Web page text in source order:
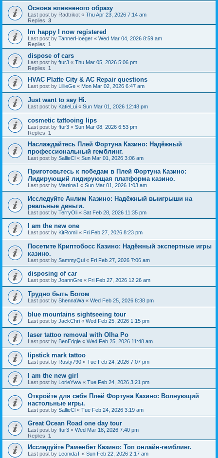
Основа впевненого образу
Last post by Radtrikot « Thu Apr 23, 2026 7:14 am
Replies: 3
Im happy I now registered
Last post by TannerHoeger « Wed Mar 04, 2026 8:59 am
Replies: 1
dispose of cars
Last post by ftur3 « Thu Mar 05, 2026 5:06 pm
Replies: 1
HVAC Platte City & AC Repair questions
Last post by LillieGe « Mon Mar 02, 2026 6:47 am
Just want to say Hi.
Last post by KatieLui « Sun Mar 01, 2026 12:48 pm
cosmetic tattooing lips
Last post by ftur3 « Sun Mar 08, 2026 6:53 pm
Replies: 1
Наслаждайтесь Плей Фортуна Казино: Надёжный
профессиональный гемблинг.
Last post by SallieCl « Sun Mar 01, 2026 3:06 am
Приготовьтесь к победам в Плей Фортуна Казино:
Лидирующий лидирующая платформа казино.
Last post by Martina1 « Sun Mar 01, 2026 1:03 am
Исследуйте Анлим Казино: Надёжный выигрыши на
реальные деньги.
Last post by TerryOli « Sat Feb 28, 2026 11:35 pm
I am the new one
Last post by KitRomil « Fri Feb 27, 2026 8:23 pm
Посетите Криптобосс Казино: Надёжный экспертные игры
казино.
Last post by SammyQui « Fri Feb 27, 2026 7:06 am
disposing of car
Last post by JoannGre « Fri Feb 27, 2026 12:26 am
Трудно быть Богом
Last post by ShennaWa « Wed Feb 25, 2026 8:38 pm
blue mountains sightseeing tour
Last post by JackChri « Wed Feb 25, 2026 1:15 pm
laser tattoo removal with Olha Po
Last post by BenEdgle « Wed Feb 25, 2026 11:48 am
lipstick mark tattoo
Last post by Rusty790 « Tue Feb 24, 2026 7:07 pm
I am the new girl
Last post by LorieYww « Tue Feb 24, 2026 3:21 pm
Откройте для себя Плей Фортуна Казино: Волнующий
настольные игры.
Last post by SallieCl « Tue Feb 24, 2026 3:19 am
Great Ocean Road one day tour
Last post by ftur3 « Wed Mar 18, 2026 7:40 pm
Replies: 1
Исследуйте Раменбет Казино: Топ онлайн-гемблинг.
Last post by LeonidaT « Sun Feb 22, 2026 2:17 am